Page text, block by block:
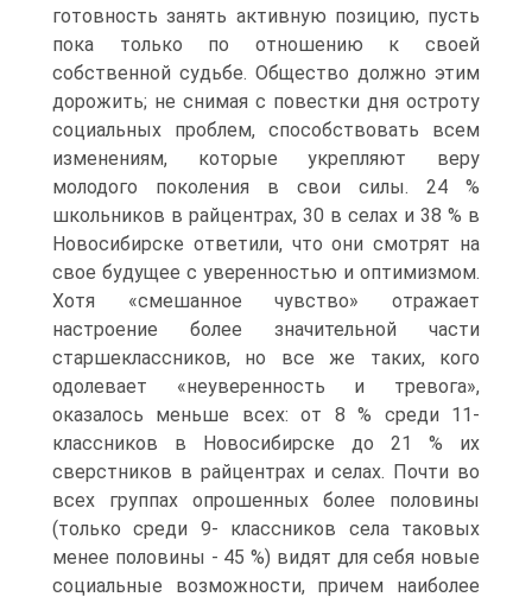
готовность занять активную позицию, пусть
пока только по отношению к своей
собственной судьбе. Общество должно этим
дорожить; не снимая с повестки дня остроту
социальных проблем, способствовать всем
изменениям, которые укрепляют веру
молодого поколения в свои силы. 24 %
школьников в райцентрах, 30 в селах и 38 % в
Новосибирске ответили, что они смотрят на
свое будущее с уверенностью и оптимизмом.
Хотя «смешанное чувство» отражает
настроение более значительной части
старшеклассников, но все же таких, кого
одолевает «неуверенность и тревога»,
оказалось меньше всех: от 8 % среди 11-
классников в Новосибирске до 21 % их
сверстников в райцентрах и селах. Почти во
всех группах опрошенных более половины
(только среди 9- классников села таковых
менее половины - 45 %) видят для себя новые
социальные возможности, причем наиболее